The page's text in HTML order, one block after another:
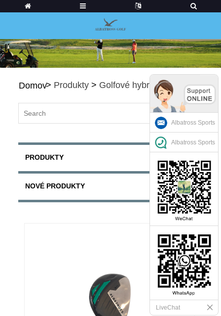
Domov> Produkty > Golfové hybridy
PRODUKTY
NOVÉ PRODUKTY
Albatross Sports
Albatross Sports
LiveChat